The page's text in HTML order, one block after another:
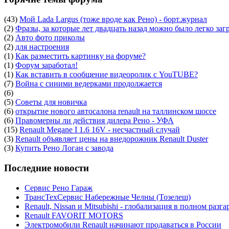
(43) Мой Lada Largus (тоже вроде как Рено) - борт.журнал
(2) Фразы, за которые лет двадцать назад можно было легко
(2) Авто фото приколы
(2) для настроения
(1) Как разместить картинку на форуме?
(1) Форум заработал!
(1) Как вставить в сообщение видеоролик с YouTUBE?
(7) Война с синими ведерками продолжается
(6)
(5) Советы для новичка
(6) открытие нового автосалона renault на таллинском шоссе
(6) Правомерны ли действия дилера Рено - УФА
(15) Renault Megane I 1.6 16V - несчастный случай
(3) Renault объявляет цены на внедорожник Renault Duster
(3) Купить Рено Логан с завода
Последние новости
Сервис Рено Гараж
ТрансТехСервис Набережные Челны (Тозелеш)
Renault, Nissan и Mitsubishi - глобализация в полном
Renault FAVORIT MOTORS
Электромобили Renault начинают продаваться в России